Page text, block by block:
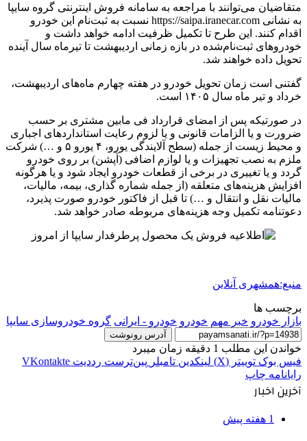
متقاضیان می‌توانند با مراجعه به سامانه فروش اینترنتی گروه سایپا
به نشانی https://saipa.iranecar.com نسبت به ثبت‌نام این خودرو
اقدام کنند. این طرح تا تکمیل ظرفیت ادامه خواهد داشت و
خودروهای ثبت‌نام‌شده در بازه زمانی اردیبهشت تا تیرماه سال آینده
تحویل داده خواهند شد.
گفتنی است زمان تحویل خودرو در هفته چهارم ماه‌های اردیبهشت،
خرداد و تیر ماه سال ۱۴۰۵ است.
در صورتیکه پس از امضای قرارداد فی مابین مشتری بر حسب
ضرورت و یا الزامات قانونی و یا لزوم رعایت استانداردهای اجباری
و محیط زیست از جمله (سطح آلایندگی یورو، ۴ یورو ۵ و …) شرکت
ملزم به نصب تجهیزات و یا لوازم اضافی (آپشن) بر روی خودرو
گردد و یا تغییری در برخی از قطعات خودرو ایجاد شود و یا هرگونه
افزایش هزینه‌های متعلقه (از جمله شماره گذاری، بیمه، مالیات،
مالیات نقل و انتقال و …) تا قبل از فاکتور خودرو صورت پذیرد،
دعوتنامه تکمیل وجه هزینه‌های مربوطه صادر خواهد شد.
منبع:همشهری آنلاین
برچسب ها
بازار خودرو خبر مهم خودرو خودرو - ایرانی گروه خودروسازی سایپا
آدرس رونوشت
خواندن این مطلب 1 دقیقه زمان میبرد
فیس بوک توییتر (X) لینکدین ‫تامبلر ‫پین‌ترست ‫رددیت ‫VKontakte
رایانامه چاپ
آخرین اخبار
1 هفته پیش